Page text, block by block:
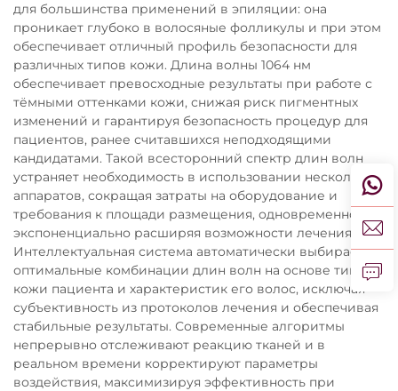
для большинства применений в эпиляции: она
проникает глубоко в волосяные фолликулы и при этом
обеспечивает отличный профиль безопасности для
различных типов кожи. Длина волны 1064 нм
обеспечивает превосходные результаты при работе с
тёмными оттенками кожи, снижая риск пигментных
изменений и гарантируя безопасность процедур для
пациентов, ранее считавшихся неподходящими
кандидатами. Такой всесторонний спектр длин волн
устраняет необходимость в использовании нескольких
аппаратов, сокращая затраты на оборудование и
требования к площади размещения, одновременно
экспоненциально расширяя возможности лечения.
Интеллектуальная система автоматически выбирает
оптимальные комбинации длин волн на основе типа
кожи пациента и характеристик его волос, исключая
субъективность из протоколов лечения и обеспечивая
стабильные результаты. Современные алгоритмы
непрерывно отслеживают реакцию тканей и в
реальном времени корректируют параметры
воздействия, максимизируя эффективность при